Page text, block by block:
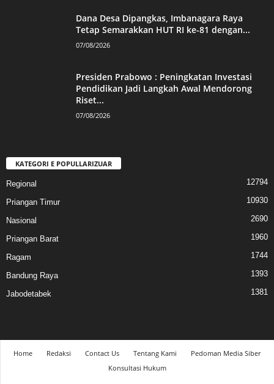
Dana Desa Dipangkas, Imbanagara Raya
Tetap Semarakkan HUT RI ke-81 dengan...
07/08/2026
Presiden Prabowo : Peningkatan Investasi
Pendidikan Jadi Langkah Awal Mendorong
Riset...
07/08/2026
KATEGORI E POPULLARIZUAR
Regional 12794
Priangan Timur 10930
Nasional 2690
Priangan Barat 1960
Ragam 1744
Bandung Raya 1393
Jabodetabek 1381
Home Redaksi Contact Us Tentang Kami
Pedoman Media Siber
Konsultasi Hukum